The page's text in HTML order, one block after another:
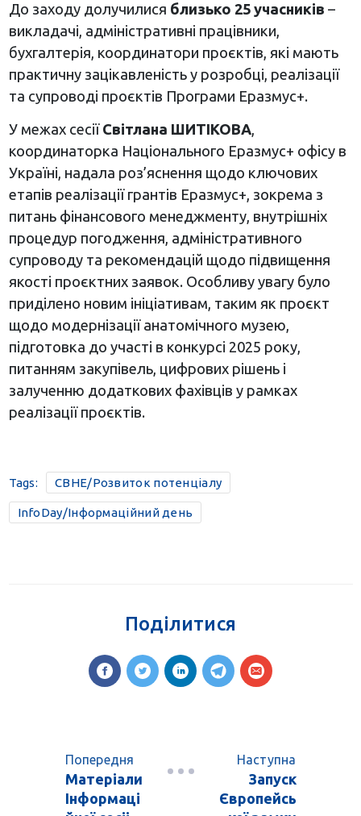
До заходу долучилися близько 25 учасників –
викладачі, адміністративні працівники,
бухгалтерія, координатори проєктів, які мають
практичну зацікавленість у розробці, реалізації
та супроводі проєктів Програми Еразмус+.
У межах сесії Світлана ШИТІКОВА,
координаторка Національного Еразмус+ офісу в
Україні, надала роз’яснення щодо ключових
етапів реалізації грантів Еразмус+, зокрема з
питань фінансового менеджменту, внутрішніх
процедур погодження, адміністративного
супроводу та рекомендацій щодо підвищення
якості проєктних заявок. Особливу увагу було
приділено новим ініціативам, таким як проєкт
щодо модернізації анатомічного музею,
підготовка до участі в конкурсі 2025 року,
питанням закупівель, цифрових рішень і
залученню додаткових фахівців у рамках
реалізації проєктів.
Tags: CBHE/Розвиток потенціалу
InfoDay/Інформаційний день
Поділитися
Попередня
Матеріали
Інформаці
Наступна
Запуск
Європейсь